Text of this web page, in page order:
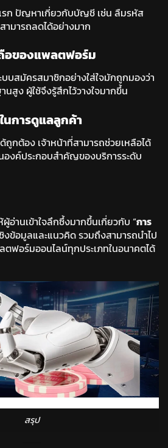
ก ปัญหาเกี่ยวกับบัญชี เช่น ลืมรหัส
ามารถลดได้อย่างมาก
อของแพลตฟอร์ม
สมัครสมาชิกอย่างใส่ใจมักถูกมองว่า
สูง ผู้ใช้จึงรู้สึกไว้วางใจมากขึ้น
นการดูแลลูกค้า
ถูกต้อง เจ้าหน้าที่สามารถช่วยเหลือได้
องค์ประกอบสำคัญของบริการระดับ
อ่านเข้าใจลึกซึ้งมากขึ้นเกี่ยวกับ “การ
ชิงข้อมูลและแนวคิด รวมถึงสามารถนำไป
ตฟอร์มออนไลน์ทุกประเภทในอนาคตได้
สรุป